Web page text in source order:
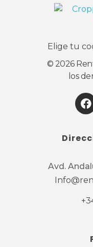
Elige tu
© 2026
los
Avd.